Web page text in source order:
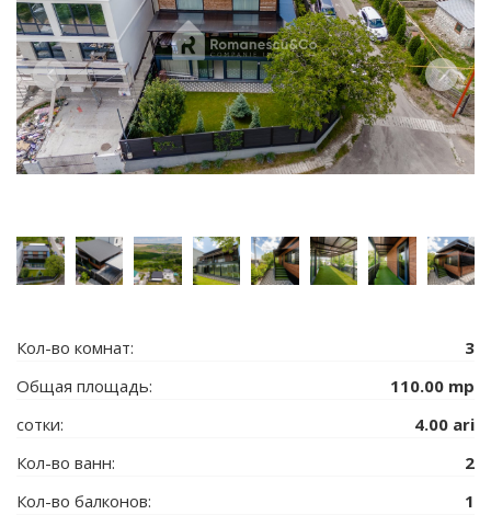
Кол-во комнат:
3
Общая площадь:
110.00 mp
сотки:
4.00 ari
Кол-во ванн:
2
Кол-во балконов:
1